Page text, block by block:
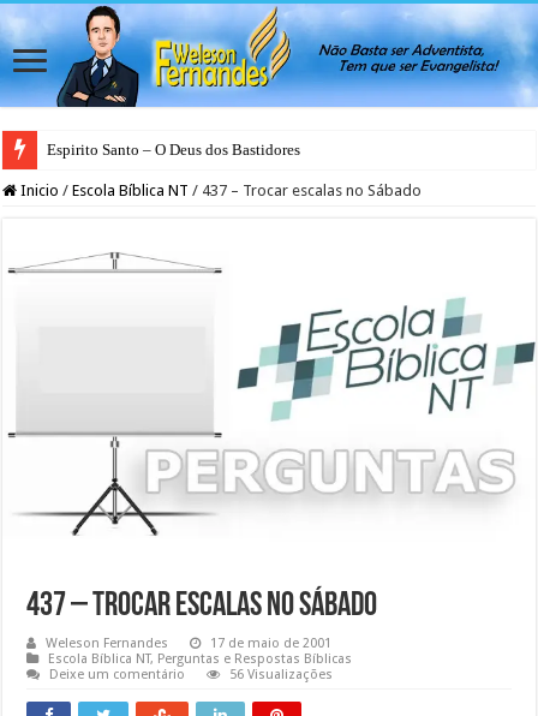
Espirito Santo – O Deus dos Bastidores
Inicio / Escola Bíblica NT / 437 – Trocar escalas no Sábado
437 – Trocar escalas no Sábado
Weleson Fernandes
17 de maio de 2001
Escola Bíblica NT, Perguntas e Respostas Bíblicas
Deixe um comentário
56 Visualizações